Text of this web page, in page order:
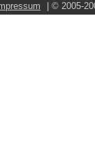
| © 2005-